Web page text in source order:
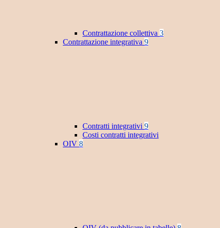
Contrattazione collettiva 3
Contrattazione integrativa 9
Contratti integrativi 9
Costi contratti integrativi
OIV 8